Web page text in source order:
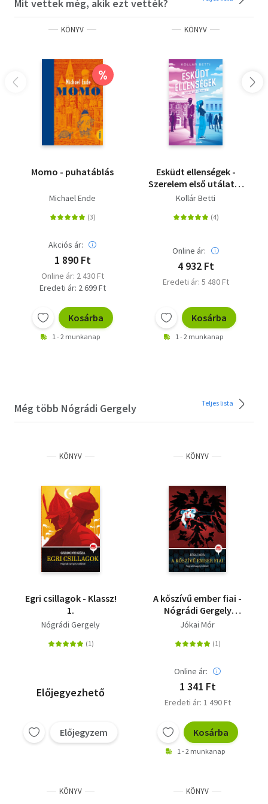
Mit vettek még, akik ezt vették?
KÖNYV
%
Momo - puhatáblás
Michael Ende
Akciós ár:
1 890 Ft
Online ár: 2 430 Ft
Eredeti ár: 2 699 Ft
Kosárba
1 - 2 munkanap
KÖNYV
Esküdt ellenségek -
Szerelem első utálatra
1. - (Különleges kiadás)
Kollár Betti
Online ár:
4 932 Ft
Eredeti ár: 5 480 Ft
Kosárba
1 - 2 munkanap
Még több Nógrádi Gergely Teljes lista
KÖNYV
Egri csillagok - Klassz!
1.
Nógrádi Gergely
Előjegyezhető
Előjegyzem
KÖNYV
A kőszívű ember fiai -
Nógrádi Gergely
tollából - Klassz! 1.
Jókai Mór
Online ár:
1 341 Ft
Eredeti ár: 1 490 Ft
Kosárba
1 - 2 munkanap
KÖNYV KÖNYV